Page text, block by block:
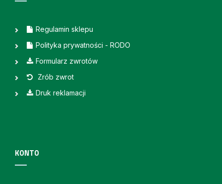
Regulamin sklepu
Polityka prywatności - RODO
Formularz zwrotów
Zrób zwrot
Druk reklamacji
KONTO